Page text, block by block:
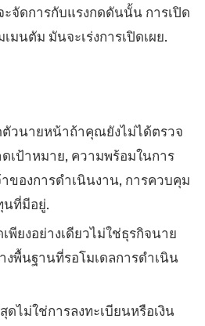
จัดการกับแรงกดดันนั้น การเปิด
มนตัม มันจะเร่งการเปิดเผย.
ตัวนายหน้าถ้าคุณยังไม่ได้ตรวจ
เป้าหมาย, ความพร้อมในการ
าของการดำเนินงาน, การควบคุม
นที่มีอยู่.
พียงอย่างเดียวไม่ใช่ธุรกิจนาย
งพื้นฐานที่รอโมเดลการดำเนิน
ไม่ใช่การลงทะเบียนหรือเงิน